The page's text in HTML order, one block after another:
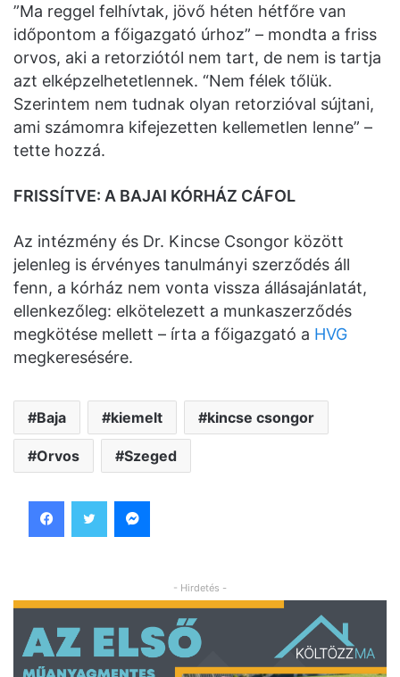
”Ma reggel felhívtak, jövő héten hétfőre van
időpontom a főigazgató úrhoz” – mondta a friss
orvos, aki a retorziótól nem tart, de nem is tartja
azt elképzelhetetlennek. “Nem félek tőlük.
Szerintem nem tudnak olyan retorzióval sújtani,
ami számomra kifejezetten kellemetlen lenne” –
tette hozzá.
FRISSÍTVE: A BAJAI KÓRHÁZ CÁFOL
Az intézmény és Dr. Kincse Csongor között
jelenleg is érvényes tanulmányi szerződés áll
fenn, a kórház nem vonta vissza állásajánlatát,
ellenkezőleg: elkötelezett a munkaszerződés
megkötése mellett – írta a főigazgató a HVG
megkeresésére.
Baja kiemelt kincse csongor
Orvos Szeged
- Hirdetés -